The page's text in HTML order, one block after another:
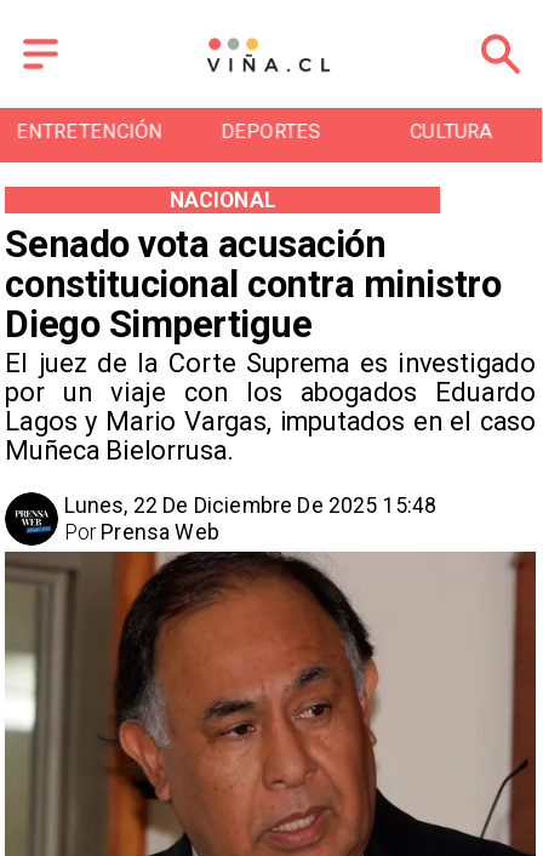
ENTRETENCIÓN DEPORTES CULTURA
Senado vota acusación
constitucional contra ministro
Diego Simpertigue
El juez de la Corte Suprema es investigado
por un viaje con los abogados Eduardo
Lagos y Mario Vargas, imputados en el caso
Muñeca Bielorrusa.
NACIONAL
Lunes, 22 De Diciembre De 2025 15:48
Prensa Web
Por